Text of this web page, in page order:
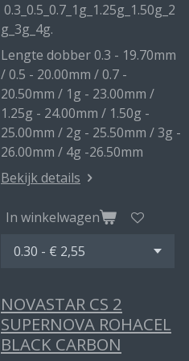
0.3_0.5_0.7_1g_1.25g_1.50g_2
g_3g_4g.
Lengte dobber 0.3 - 19.70mm
/ 0.5 - 20.00mm / 0.7 -
20.50mm / 1g - 23.00mm /
1.25g - 24.00mm / 1.50g -
25.00mm / 2g - 25.50mm / 3g -
26.00mm / 4g -26.50mm
Bekijk details
In winkelwagen
NOVASTAR CS 2
SUPERNOVA ROHACEL
BLACK CARBON